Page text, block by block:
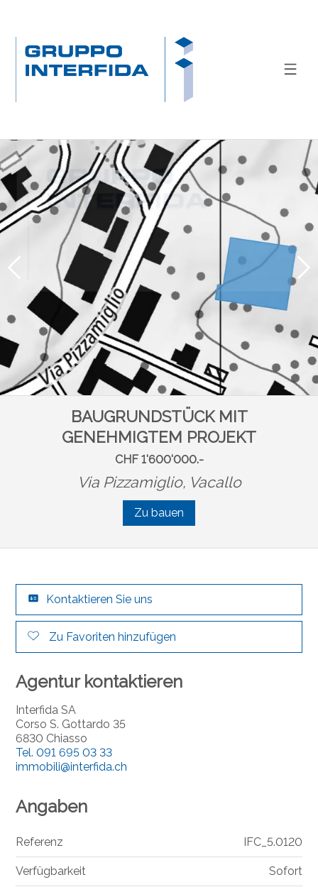
BAUGRUNDSTÜCK MIT
GENEHMIGTEM PROJEKT
CHF 1'600'000.-
Via Pizzamiglio, Vacallo
Zu bauen
Kontaktieren Sie uns
Zu Favoriten hinzufügen
Agentur kontaktieren
Interfida SA
Corso S. Gottardo 35
6830 Chiasso
Tel.091 695 03 33
immobili@interfida.ch
Angaben
Referenz IFC_5.0120
Verfügbarkeit Sofort